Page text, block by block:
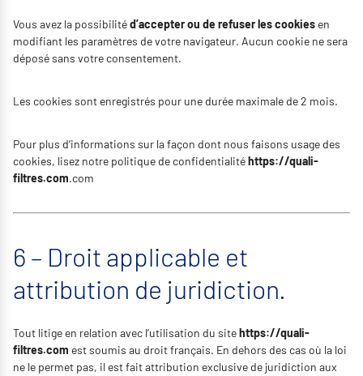
Vous avez la possibilitéd’accepter ou de refuser les cookies en
modifiant les paramètres de votre navigateur. Aucun cookie ne sera
déposé sans votre consentement.
Les cookies sont enregistrés pour une durée maximale de2 mois.
Pour plus d’informations sur la façon dont nous faisons usage des
cookies, lisez notre politique de confidentialitéhttps://quali-
filtres.com.com
6 – Droit applicable et
attribution de juridiction.
Tout litige en relation avec l’utilisation du sitehttps://quali-
filtres.com est soumis au droit français. En dehors des cas où la loi
ne le permet pas, il est fait attribution exclusive de juridiction aux